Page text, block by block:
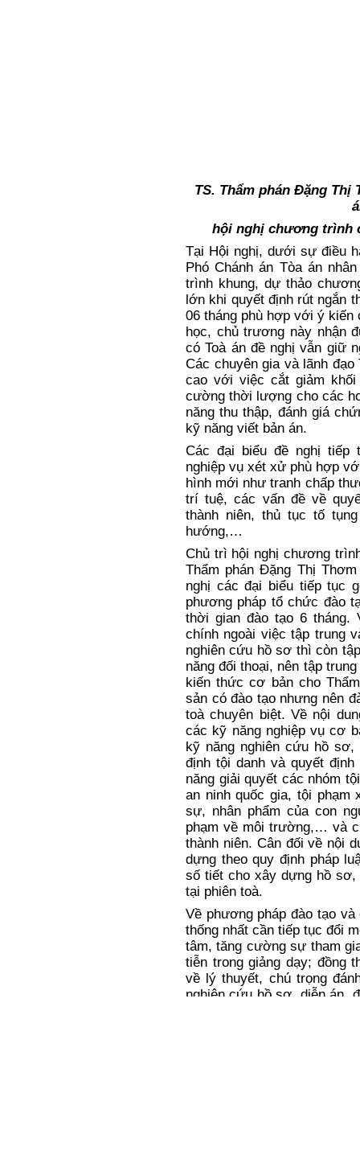
TS. Thẩm phán Đặng
hội nghị chương trình
Tại Hội nghị, dưới sự điều
Phó Chánh án Tòa án
trình khung, dự thảo
lớn khi quyết định rút ngắn
06 tháng phù hợp với ý kiến
học, chủ trương này nhận
có Toà án đề nghị vẫn giữ
Các chuyên gia và lãnh
cao với việc cắt giảm
cường thời lượng cho các
năng thu thập, đánh giá
kỹ năng viết bản án.
Các đại biểu đề nghị tiếp
nghiệp vụ xét xử phù hợp
hình mới như tranh chấp
trí tuệ, các vấn đề về
thành niên, thủ tục tố
hướng,…
Chủ trì hội nghị chương
Thẩm phán Đặng Thị
nghịcác đại biểu tiếp tục
phương pháp tổ chức đào
thời gian đào tạo 6 tháng.
chính ngoài việc tập trung
nghiên cứu hồ sơ thì còn
năng đối thoại, nên tập
kiến thức cơ bản cho
sản có đào tạo nhưng nên
toà chuyên biệt. Về nội
các kỹ năng nghiệp vụ cơ
kỹ năng nghiên cứu hồ
định tội danh và quyết
năng giải quyết các nhóm
an ninh quốc gia, tội phạm
sự, nhân phẩm của con
phạm về môi trường,… và
thành niên. Cân đối về nội
dựng theo quy định pháp
số tiết cho xây dựng hồ
tại phiên toà.
Về phương pháp đào tạo
thống nhất cần tiếp tục đổi
tâm, tăng cường sự tham